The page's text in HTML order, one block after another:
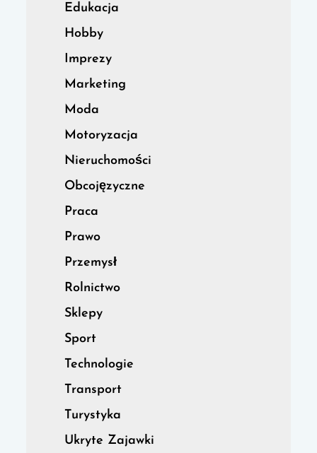
Edukacja
Hobby
Imprezy
Marketing
Moda
Motoryzacja
Nieruchomości
Obcojęzyczne
Praca
Prawo
Przemysł
Rolnictwo
Sklepy
Sport
Technologie
Transport
Turystyka
Ukryte Zajawki